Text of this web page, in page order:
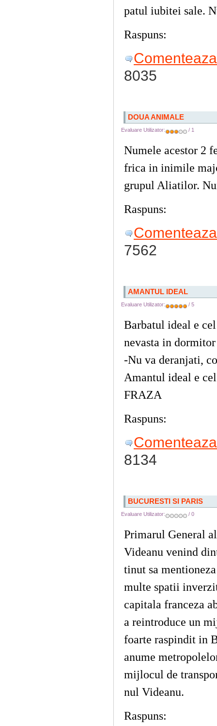
patul iubitei sale.
Raspuns:
8035
DOUA ANIMALE
Evaluare Utilizator: / 1
Numele acestor 2
frica in inimile
grupul Aliatilor.
Raspuns:
7562
AMANTUL IDEAL
Evaluare Utilizator: / 5
Barbatul ideal e
nevasta in
-Nu va deranjati,
Amantul ideal e
FRAZA
Raspuns:
8134
BUCURESTI SI PARIS
Evaluare Utilizator: / 0
Primarul General
Videanu venind
tinut sa
multe spatii
capitala franceza
a reintroduce un
foarte raspindit in
anume
mijlocul de
nul Videanu.
Raspuns: